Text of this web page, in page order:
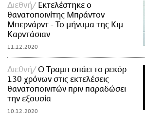
Διεθνή
Εκτελέστηκε ο
θανατοποινίτης Μπράντον
Μπερνάρντ - Το μήνυμα της Κιμ
Καρντάσιαν
11.12.2020
Διεθνή
Ο Tραμπ σπάει το ρεκόρ
130 χρόνων στις εκτελέσεις
θανατοποινιτών πριν παραδώσει
την εξουσία
10.12.2020